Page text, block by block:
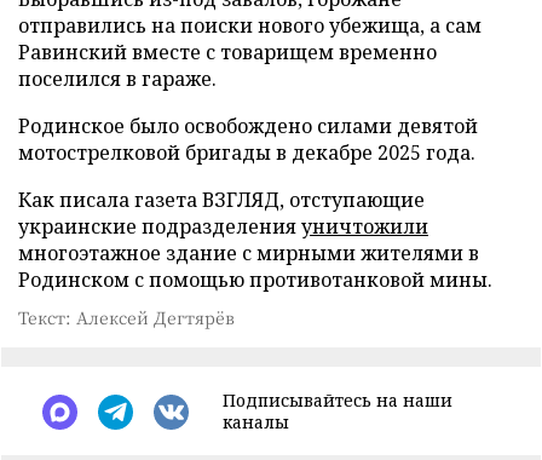
отправились на поиски нового убежища, а сам
Равинский вместе с товарищем временно
поселился в гараже.
Родинское было освобождено силами девятой
мотострелковой бригады в декабре 2025 года.
Как писала газета ВЗГЛЯД, отступающие
украинские подразделенияуничтожили
многоэтажное здание с мирными жителями в
Родинском с помощью противотанковой мины.
Текст: Алексей Дегтярёв
Подписывайтесь на наши
каналы